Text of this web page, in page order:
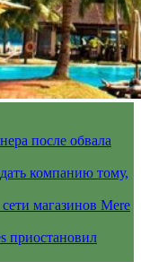
после обвала
компанию тому,
магазинов Mere
приостановил